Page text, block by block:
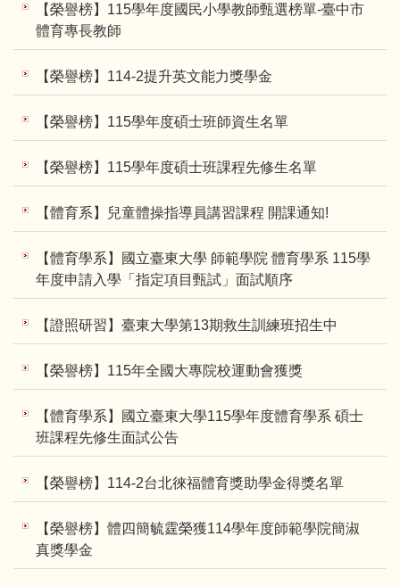
【榮譽榜】115學年度國民小學教師甄選榜單-臺中市
體育專長教師
【榮譽榜】114-2提升英文能力獎學金
【榮譽榜】115學年度碩士班師資生名單
【榮譽榜】115學年度碩士班課程先修生名單
【體育系】兒童體操指導員講習課程 開課通知!
【體育學系】國立臺東大學 師範學院 體育學系 115學
年度申請入學「指定項目甄試」面試順序
【證照研習】臺東大學第13期救生訓練班招生中
【榮譽榜】115年全國大專院校運動會獲獎
【體育學系】國立臺東大學115學年度體育學系 碩士
班課程先修生面試公告
【榮譽榜】114-2台北徠福體育獎助學金得獎名單
【榮譽榜】體四簡毓霆榮獲114學年度師範學院簡淑
真獎學金